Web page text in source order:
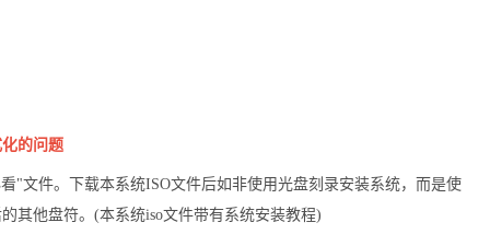
的问题
"文件。下载本系统ISO文件后如非使用光盘刻录安装系统，而是使
其他盘符。(本系统iso文件带有系统安装教程)